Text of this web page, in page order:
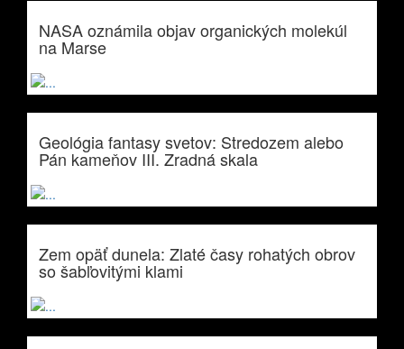
NASA oznámila objav organických molekúl
na Marse
Geológia fantasy svetov: Stredozem alebo
Pán kameňov III. Zradná skala
Zem opäť dunela: Zlaté časy rohatých obrov
so šabľovitými klami